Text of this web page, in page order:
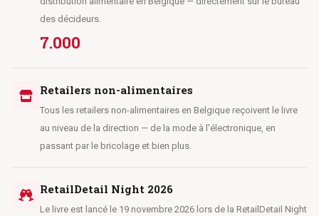
des décideurs.
7.000
Retailers non-alimentaires
Tous les retailers non-alimentaires en Belgique reçoivent le livre
au niveau de la direction — de la mode à l’électronique, en
passant par le bricolage et bien plus.
RetailDetail Night 2026
Le livre est lancé le 19 novembre 2026 lors de la RetailDetail Night